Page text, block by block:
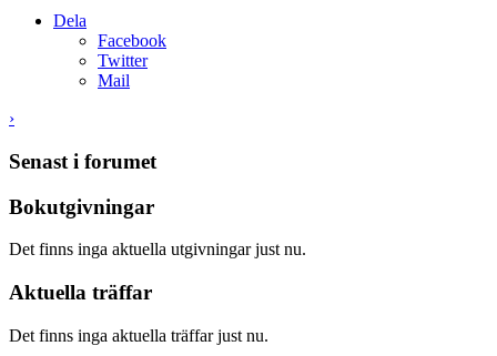
Dela
Facebook
Twitter
Mail
›
Senast i forumet
Bokutgivningar
Det finns inga aktuella utgivningar just nu.
Aktuella träffar
Det finns inga aktuella träffar just nu.